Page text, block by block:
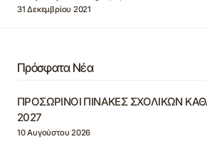
31 Δεκεμβρίου 2021
Πρόσφατα Νέα
ΠΡΟΣΩΡΙΝΟΙ ΠΙΝΑΚΕΣ ΣΧΟΛΙΚΩΝ
2027
10 Αυγούστου 2026